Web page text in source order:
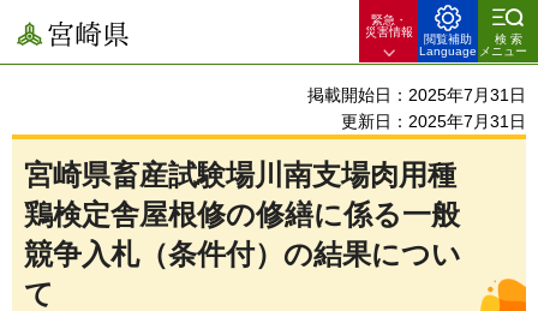
宮崎県
緊急・
災害情報
閲覧補助
Language
検索
メニュー
掲載開始日：2025年7月31日
更新日：2025年7月31日
宮崎県畜産試験場川南支場肉用種
鶏検定舎屋根修の修繕に係る一般
競争入札（条件付）の結果につい
て